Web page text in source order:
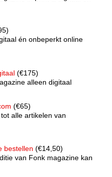
én onbeperkt online
(€175)
alleen digitaal
(€65)
alle artikelen van
bestellen (€14,50)
van Fonk magazine kan